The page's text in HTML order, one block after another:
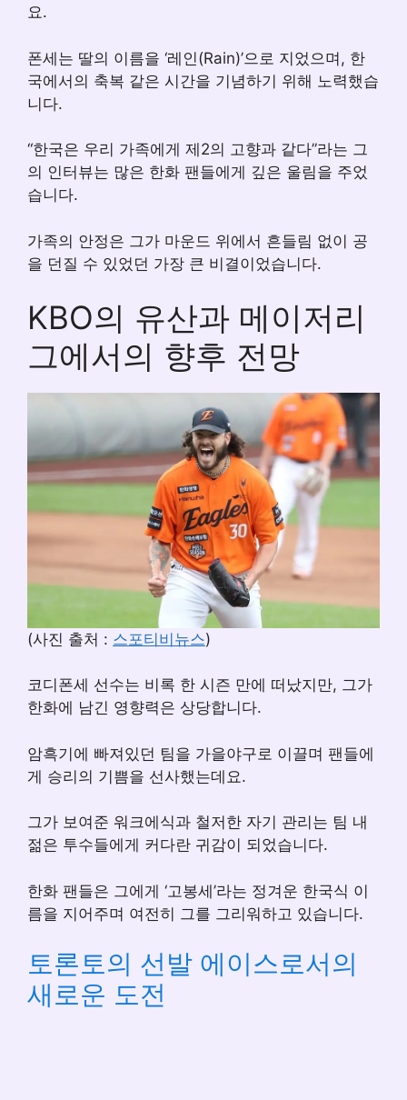
요.
폰세는 딸의 이름을 ‘레인(Rain)’으로 지었으며, 한
국에서의 축복 같은 시간을 기념하기 위해 노력했습
니다.
“한국은 우리 가족에게 제2의 고향과 같다”라는 그
의 인터뷰는 많은 한화 팬들에게 깊은 울림을 주었
습니다.
가족의 안정은 그가 마운드 위에서 흔들림 없이 공
을 던질 수 있었던 가장 큰 비결이었습니다.
KBO의 유산과 메이저리
그에서의 향후 전망
(사진 출처 : 스포티비뉴스)
코디폰세 선수는 비록 한 시즌 만에 떠났지만, 그가
한화에 남긴 영향력은 상당합니다.
암흑기에 빠져있던 팀을 가을야구로 이끌며 팬들에
게 승리의 기쁨을 선사했는데요.
그가 보여준 워크에식과 철저한 자기 관리는 팀 내
젊은 투수들에게 커다란 귀감이 되었습니다.
한화 팬들은 그에게 ‘고봉세’라는 정겨운 한국식 이
름을 지어주며 여전히 그를 그리워하고 있습니다.
토론토의 선발 에이스로서의
새로운 도전